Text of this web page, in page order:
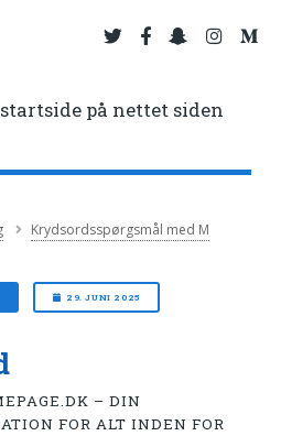
på nettet siden
Krydsordsspørgsmål med M
29. JUNI 2025
– DIN
FOR ALT INDEN FOR